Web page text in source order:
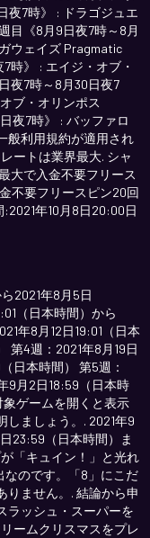
夜7時》 : ドラゴジュエ
目《8月9日夜7時～8月
ウェイズ Pragmatic
時》 : エイジ・オブ・
夜7時～8月30日夜7
ブ・オリンポス
夜7時》 : バッファロ
般利用規約が適用され
ートは業界最大. シャ
大で入金不要フリース
不要フリースピン20回
年10月8日20:00日
2021年8月5日
（日本時間）から
年8月12日19:01（日本
第4週：2021年8月19日
日本時間） 第5週：
9月2日18:59（日本時
ゲームを開くと表示
しましょう。. 2021年9
23:59（日本時間）ま
「キュイン！」と光れ
なのです。「8」にこだ
りません。. 結論から申
ラッシュ・スーパーを
ームクリスマスをプレ